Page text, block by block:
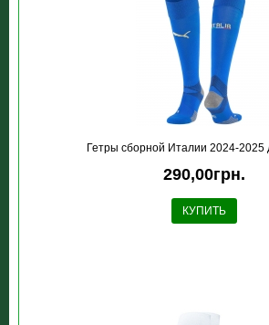
Гетры сборной Италии 2024-
290,00грн.
КУПИТЬ